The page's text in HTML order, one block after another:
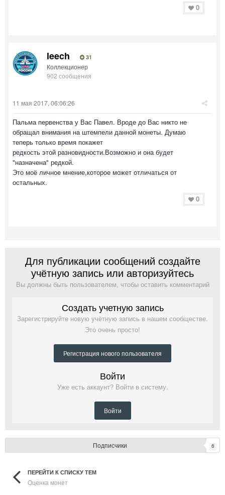
0
leech 31
Коллекционер
902 сообщения
11 мая 2017, 06:06:26
Пальма первенства у Вас Павел. Вроде до Вас никто не
обращал внимания на штемпели данной монеты. Думаю
теперь только время покажет
редкость этой разновидности.Возможно и она будет
"назначена" редкой.
Это моё личное мнение,которое может отличаться от
остальных.
0
Для публикации сообщений создайте
учётную запись или авторизуйтесь
Вы должны быть пользователем, чтобы оставить комментарий
Создать учетную запись
Зарегистрируйте новую учётную запись в нашем сообществе.
Это очень просто!
Регистрация нового пользователя
Войти
Уже есть аккаунт? Войти в систему.
Войти
Подписчики 6
ПЕРЕЙТИ К СПИСКУ ТЕМ
Оценка монет